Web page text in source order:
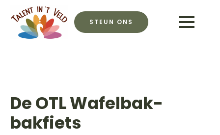
STEUN ONS
De OTL Wafelbak-
bakfiets